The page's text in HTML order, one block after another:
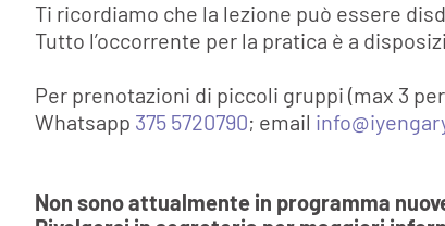
Ti ricordiamo che la lezione può essere
Tutto l’occorrente per la pratica è a
Per prenotazioni di piccoli gruppi (max 3
Whatsapp 375 5720790; email
Non sono attualmente in programma